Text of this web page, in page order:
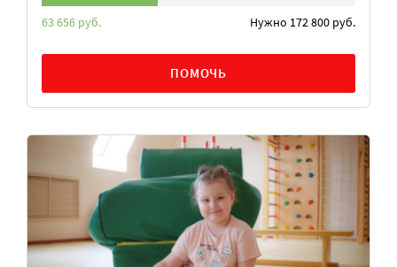
63 656 руб. Нужно 172 800 руб.
ПОМОЧЬ